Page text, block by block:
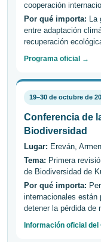
cooperación
Por qué importa: La
entre adaptación
recuperación
Programa oficial →
19–30 de octubre de
Conferencia de
Biodiversidad
Lugar: Ereván,
Tema: Primera
de Biodiversidad de
Por qué importa:
internacionales están
detener la pérdida de
Información oficial